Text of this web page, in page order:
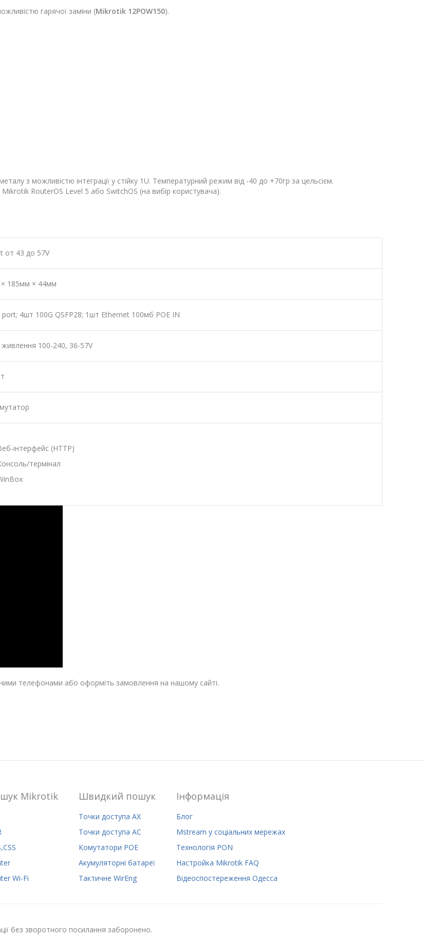
гарячої заміни (Mikrotik 12POW150).
з можливістю інтеграції у стійку 1U. Температурний режим від -40 до +70гр за цельсієм.
RouterOS Level 5 або SwitchOS (на вибір користувача).
от 43 до 57V
185мм × 44мм
port; 4шт 100G QSFP28; 1шт Ethernet 100мб POE IN
100-240, 36-57V
інтерфейс (HTTP)
термінал
телефонами або оформіть замовлення на нашому сайті.
Mikrotik
Wi-Fi
Швидкий пошук
Точки доступа AX
Точки доступа AC
Комутатори POE
Акумуляторні батареї
Тактичне WirEng
Iнформацiя
Блог
Mstream у соціальних мережах
Технологія PON
Настройка Mikrotik FAQ
Відеоспостереження Одесса
без зворотного посилання заборонено.